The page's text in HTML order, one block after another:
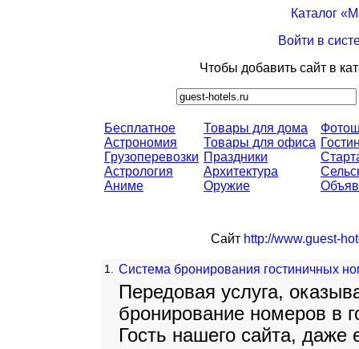
Каталог
Войти в
Чтобы добавить сайт в
Бесплатное
Астрономия
Грузоперевозки
Астрология
Аниме
Товары для дома
Товары для офиса
Праздники
Архитектура
Оружие
Сайт http://www.guest-
1. Система бронирования гостиничных
Передовая услуга,
бронирование номеров в
Гость нашего сайта, даже